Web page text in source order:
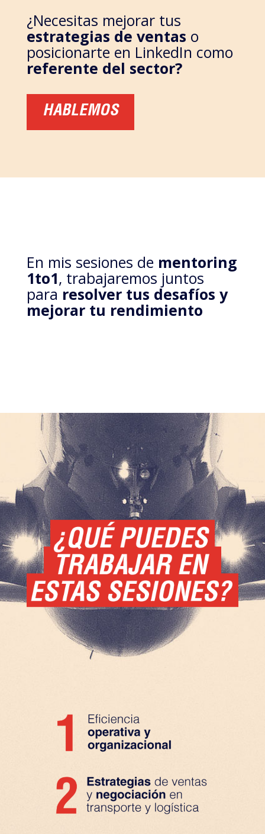
¿Necesitas mejorar tus
estrategias de ventas o
posicionarte en LinkedIn como
referente del sector?
HABLEMOS
En mis sesiones de mentoring
1to1, trabajaremos juntos
para resolver tus desafíos y
mejorar tu rendimiento